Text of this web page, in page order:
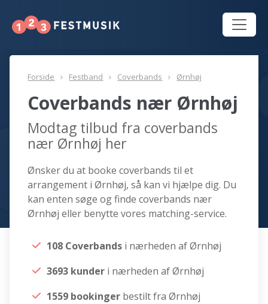
Forside Festband Coverbands Ørnhøj
Coverbands nær Ørnhøj
Modtag tilbud fra coverbands
nær Ørnhøj her
Ønsker du at booke coverbands til et
arrangement i Ørnhøj, så kan vi hjælpe dig. Du
kan enten søge og finde coverbands nær
Ørnhøj eller benytte vores matching-service.
108 Coverbands i nærheden af Ørnhøj
3693 kunder i nærheden af Ørnhøj
1559 bookinger bestilt fra Ørnhøj